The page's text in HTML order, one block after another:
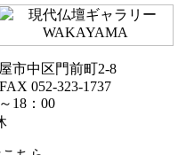
市中区門前町2-8
052-323-1737
18：00